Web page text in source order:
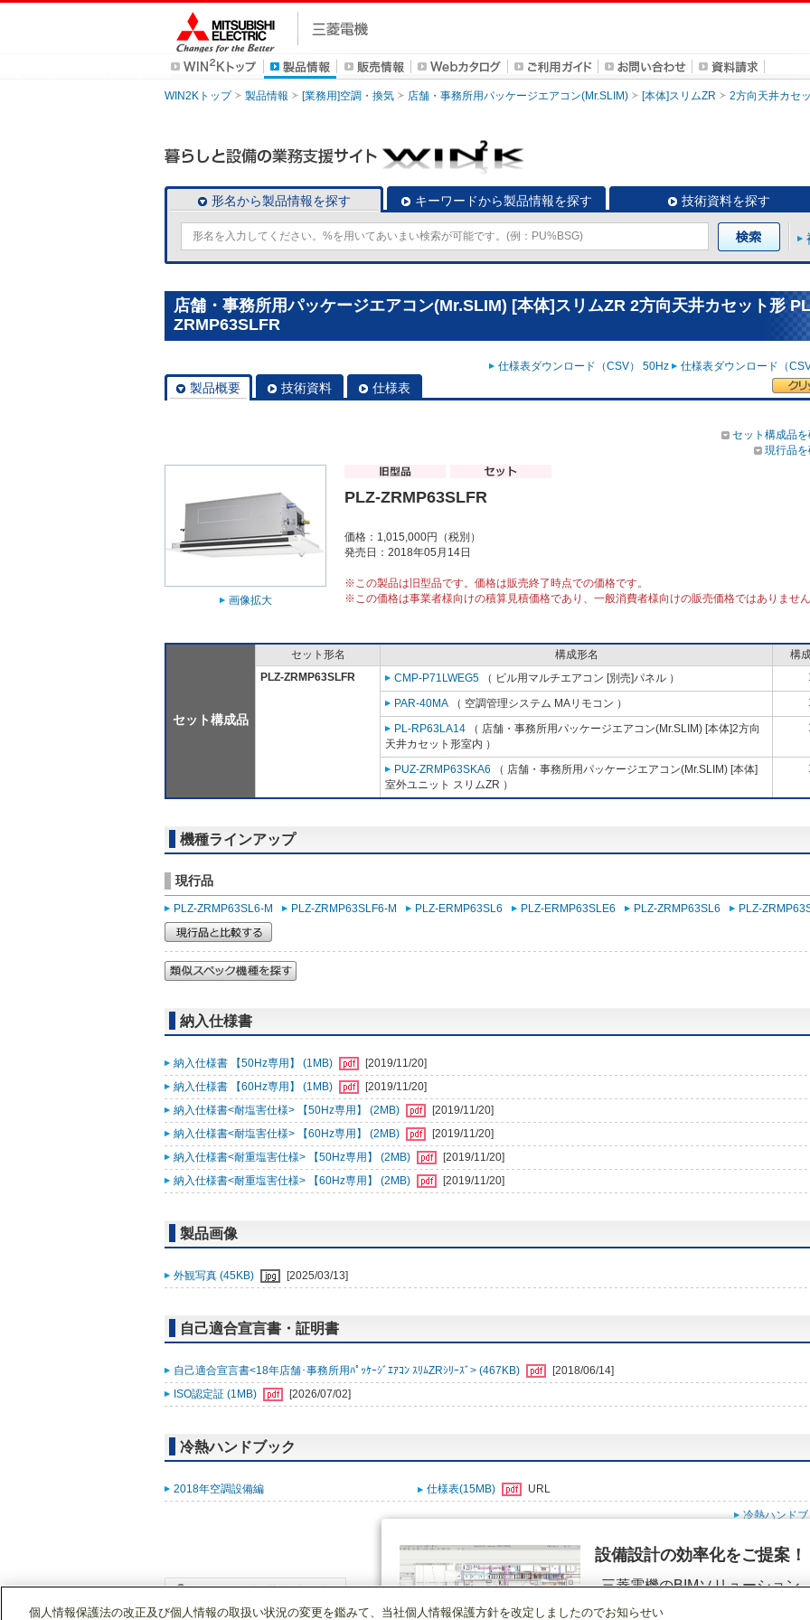
WIN2Kトップ 製品情報 [業務用]空調・換気 店舗・事務所用パッケージエアコン(Mr.SLIM) [本体]スリムZR 2方向天井カセ
形名から製品情報を探す キーワードから製品情報を探す 技術資料を探す
店舗・事務所用パッケージエアコン(Mr.SLIM) [本体]スリムZR 2方向天井カセット形
ZRMP63SLFR
仕様表ダウンロード（CSV） 50Hz 仕様表ダウンロード（
製品概要 技術資料 仕様表
セット構成品
現行品
画像拡大
PLZ-ZRMP63SLFR
価格：1,015,000円（税別）
発売日：2018年05月14日
※この製品は旧型品です。価格は販売終了時点での価格です。
※この価格は事業者様向けの積算見積価格であり、一般消費者様向けの販売価格ではありませ
セット構成品
セット形名 構成形名
構
PLZ-ZRMP63SLFR
CMP-P71LWEG5 （ ビル用マルチエアコン [別売]パネル ）
PAR-40MA （ 空調管理システム MAリモコン ）
PL-RP63LA14 （ 店舗・事務所用パッケージエアコン(Mr.SLIM) [本体]2方向
天井カセット形室内 ）
PUZ-ZRMP63SKA6 （ 店舗・事務所用パッケージエアコン(Mr.SLIM) [本体]
室外ユニット スリムZR ）
機種ラインアップ
現行品
PLZ-ZRMP63SL6-M PLZ-ZRMP63SLF6-M PLZ-ERMP63SL6 PLZ-ERMP63SLE6 PLZ-ZRMP63SL6 PLZ-
納入仕様書
納入仕様書 【50Hz専用】 (1MB)
[2019/11/20]
納入仕様書 【60Hz専用】 (1MB)
[2019/11/20]
納入仕様書<耐塩害仕様> 【50Hz専用】 (2MB)
[2019/11/20]
納入仕様書<耐塩害仕様> 【60Hz専用】 (2MB)
[2019/11/20]
納入仕様書<耐重塩害仕様> 【50Hz専用】 (2MB)
[2019/11/20]
納入仕様書<耐重塩害仕様> 【60Hz専用】 (2MB)
[2019/11/20]
製品画像
外観写真 (45KB) [2025/03/13]
自己適合宣言書・証明書
自己適合宣言書<18年店舗･事務所用ﾊﾟｯｹｰｼﾞｴｱｺﾝ ｽﾘﾑZRｼﾘｰｽﾞ> (467KB)
[2018/06/14]
ISO認定証 (1MB)
[2026/07/02]
冷熱ハンドブック
2018年空調設備編 仕様表(15MB) URL
冷熱ハンド
設備設計の効率化をご提案！
三菱電機のBIMソリューション
（空調.換気.照明）
個人情報保護法の改正及び個人情報の取扱い状況の変更を鑑みて、当社個人情報保護方針を改定しましたのでお知らせい